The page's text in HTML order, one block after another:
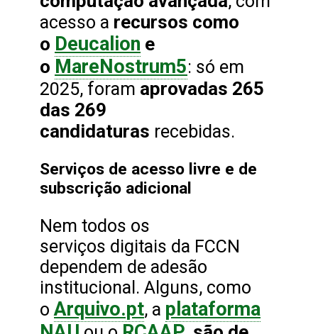
acesso a recursos como
o Deucalion e
o MareNostrum5: só em
2025, foram aprovadas 265
das 269
candidaturas recebidas.
Serviços de acesso livre e de
subscrição adicional
Nem todos os
serviços digitais da FCCN
dependem de adesão
institucional. Alguns, como
o Arquivo.pt, a plataforma